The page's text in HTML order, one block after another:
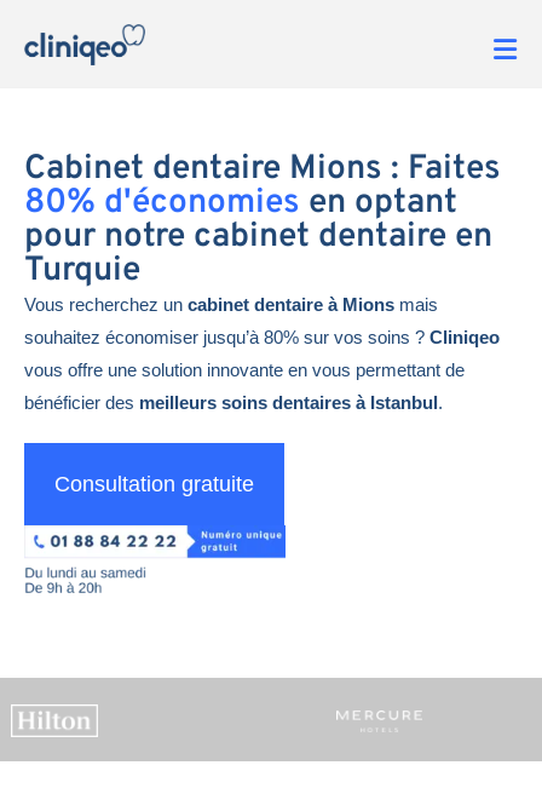
Cabinet dentaire Mions : Faites
80% d'économies en optant
pour notre cabinet dentaire en
Turquie
Vous recherchez un cabinet dentaire à Mions mais
souhaitez économiser jusqu’à 80% sur vos soins ? Cliniqeo
vous offre une solution innovante en vous permettant de
bénéficier des meilleurs soins dentaires à Istanbul.
Consultation gratuite